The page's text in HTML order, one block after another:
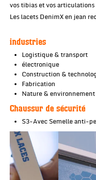
vos tibias et vos
Les lacets DenimX en jean
industries
Logistique & transport
électronique
Construction &
Fabrication
Nature & environnement
Chaussur de sécurité
S3-Avec Semelle anti-